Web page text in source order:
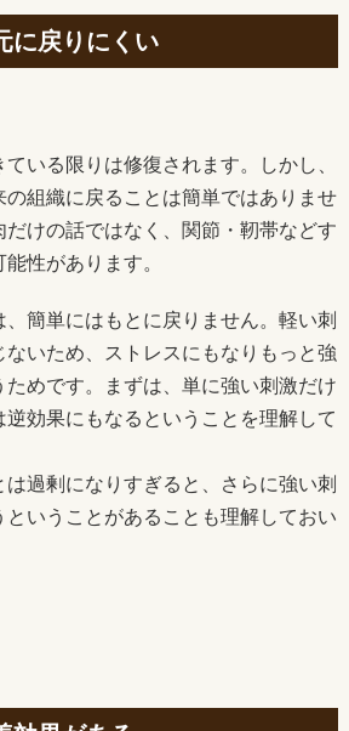
に戻りにくい
いる限りは修復されます。しかし、
組織に戻ることは簡単ではありませ
けの話ではなく、関節・靭帯などす
性があります。
簡単にはもとに戻りません。軽い刺
いため、ストレスにもなりもっと強
めです。まずは、単に強い刺激だけ
効果にもなるということを理解して
過剰になりすぎると、さらに強い刺
いうことがあることも理解しておい